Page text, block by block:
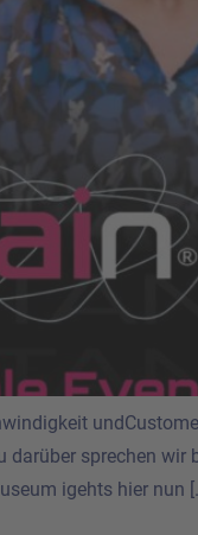
sprechen
igehts hier nun